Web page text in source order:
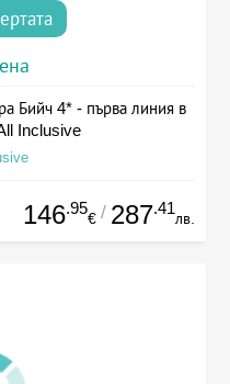
Бийч 4* - първа линия в
Inclusive
146.95
€ / 287.41
лв.